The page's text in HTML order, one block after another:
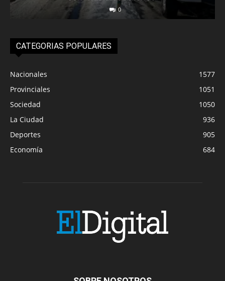
0
CATEGORIAS POPULARES
Nacionales
1577
Provinciales
1051
Sociedad
1050
La Ciudad
936
Deportes
905
Economía
684